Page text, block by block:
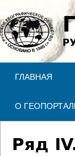
ГЛАВНАЯ
О
Ряд